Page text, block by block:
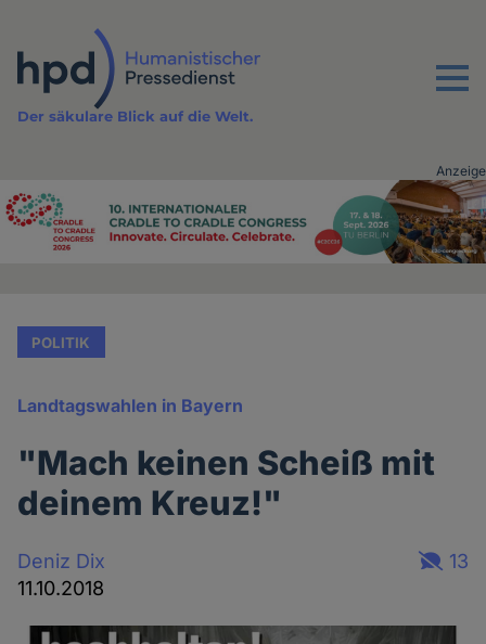
Inhalt
Menu
Der säkulare Blick auf die Welt.
Advertising
Anzeige
POLITIK
Landtagswahlen in Bayern
"Mach keinen Scheiß mit
deinem Kreuz!"
Deniz Dix
11.10.2018
13